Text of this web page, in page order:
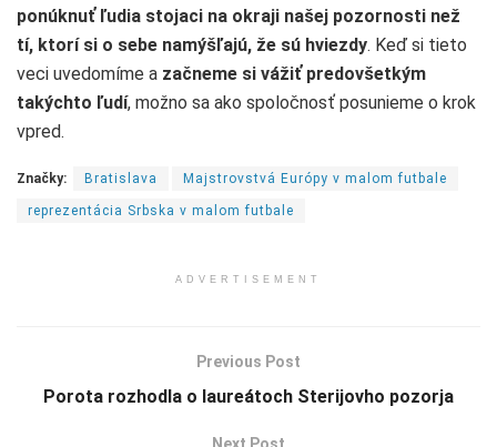
ponúknuť ľudia stojaci na okraji našej pozornosti než
tí, ktorí si o sebe namýšľajú, že sú hviezdy. Keď si tieto
veci uvedomíme a začneme si vážiť predovšetkým
takýchto ľudí, možno sa ako spoločnosť posunieme o krok
vpred.
Značky: Bratislava Majstrovstvá Európy v malom futbale
reprezentácia Srbska v malom futbale
ADVERTISEMENT
Previous Post
Porota rozhodla o laureátoch Sterijovho pozorja